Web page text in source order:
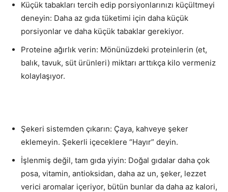
Küçük tabakları tercih edip porsiyonlarınızı küçültmeyi
deneyin: Daha az gıda tüketimi için daha küçük
porsiyonlar ve daha küçük tabaklar gerekiyor.
Proteine ağırlık verin: Mönünüzdeki proteinlerin (et,
balık, tavuk, süt ürünleri) miktarı arttıkça kilo vermeniz
kolaylaşıyor.
Şekeri sistemden çıkarın: Çaya, kahveye şeker
eklemeyin. Şekerli içeceklere “Hayır” deyin.
İşlenmiş değil, tam gıda yiyin: Doğal gıdalar daha çok
posa, vitamin, antioksidan, daha az un, şeker, lezzet
verici aromalar içeriyor, bütün bunlar da daha az kalori,